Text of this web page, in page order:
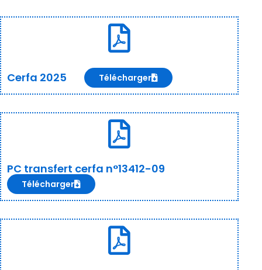
Cerfa 2025 Télécharger
PC transfert cerfa n°13412-09
Télécharger